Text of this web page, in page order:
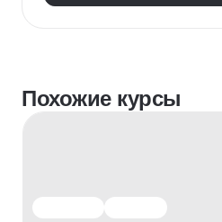
Похожие курсы